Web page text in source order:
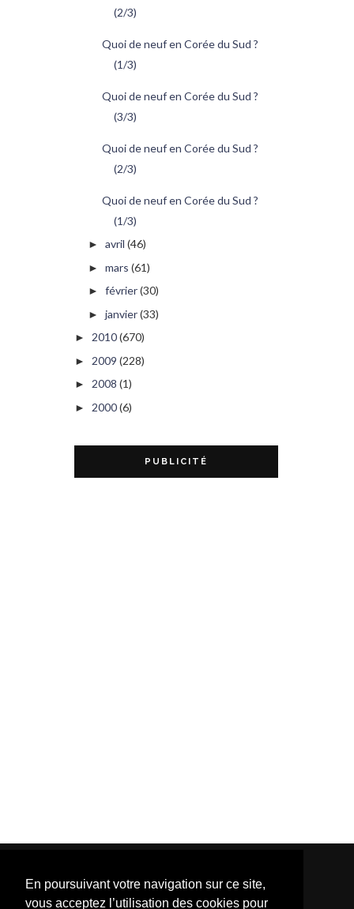
En poursuivant votre navigation sur ce site,
vous acceptez l’utilisation des cookies pour
(2/3)
Quoi de neuf en Corée du Sud ?
(1/3)
Quoi de neuf en Corée du Sud ?
(3/3)
Quoi de neuf en Corée du Sud ?
(2/3)
Quoi de neuf en Corée du Sud ?
(1/3)
► avril (46)
► mars (61)
► février(30)
► janvier(33)
► 2010(670)
► 2009 (228)
► 2008 (1)
► 2000(6)
PUBLICITÉ